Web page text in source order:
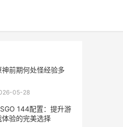
神前期何处怪经验多
05-28
144配置：提升游
体验的完美选择